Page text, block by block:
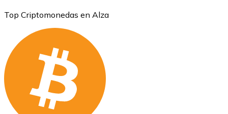
Top Criptomonedas en Alza